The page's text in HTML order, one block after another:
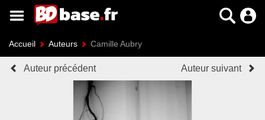
Accueil Auteurs Camille Aubry
Auteur précédent Auteur suivant